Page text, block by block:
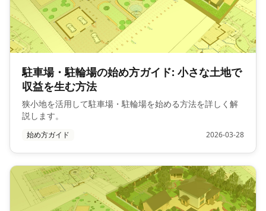
駐車場・駐輪場の始め方ガイド: 小さな土地で
収益を生む方法
狭小地を活用して駐車場・駐輪場を始める方法を詳しく解
説します。
始め方ガイド 2026-03-28